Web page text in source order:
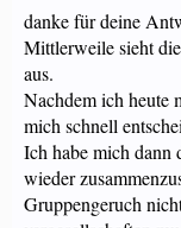
danke für deine
Mittlerweile sieht
aus.
Nachdem ich heute
mich schnell
Ich habe mich dann
wieder
Gruppengeruch